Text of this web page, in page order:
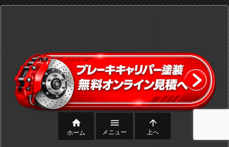

ホーム

メニュー

上へ